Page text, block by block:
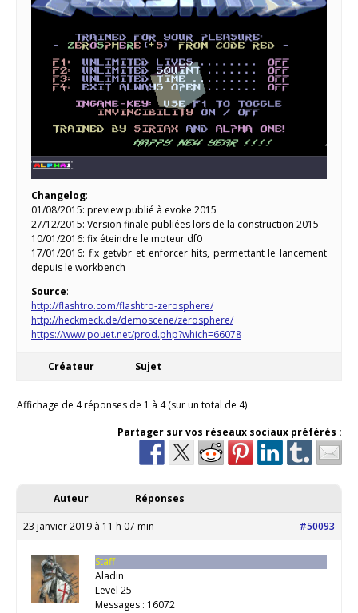
Changelog:
01/08/2015: preview publié à evoke 2015
27/12/2015: Version finale publiées lors de la construction 2015
10/01/2016: fix éteindre le moteur df0
17/01/2016: fix getvbr et enforcer hits, permettant le lancement
depuis le workbench
Source:
http://flashtro.com/flashtro-zerosphere/
http://heckmeck.de/demoscene/zerosphere/
https://www.pouet.net/prod.php?which=66078
Créateur Sujet
Affichage de 4 réponses de 1 à 4 (sur un total de 4)
Partager sur vos réseaux sociaux préférés :
Auteur Réponses
23 janvier 2019 à 11 h 07 min #50093
Staff
Aladin
Level 25
Messages : 16072